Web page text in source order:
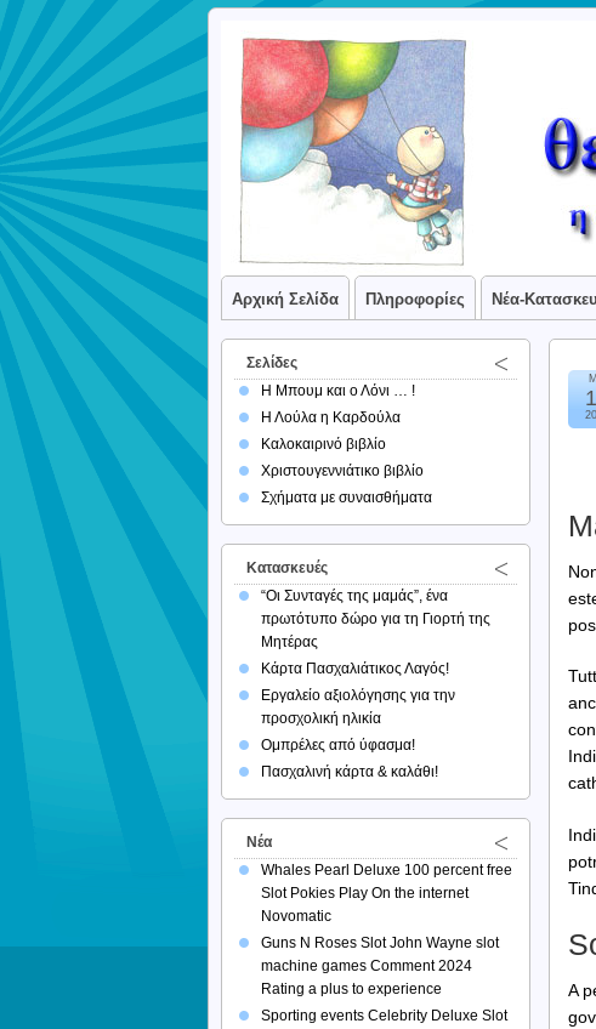
Αρχική Σελίδα Πληροφορίες Νέα-
A
Σελίδες
Η Μπουμ και ο Λόνι … !
Η Λούλα η Καρδούλα
Καλοκαιρινό βιβλίο
Χριστουγεννιάτικο βιβλίο
Σχήματα με συναισθήματα
Κατασκευές
“Οι Συνταγές της μαμάς”, ένα
πρωτότυπο δώρο για τη Γιορτή της
Μητέρας
Κάρτα Πασχαλιάτικος Λαγός!
Εργαλείο αξιολόγησης για την
προσχολική ηλικία
Ομπρέλες από ύφασμα!
Πασχαλινή κάρτα & καλάθι!
Νέα
Whales Pearl Deluxe 100 percent free
Slot Pokies Play On the internet
Novomatic
Guns N Roses Slot John Wayne slot
machine games Comment 2024
Rating a plus to experience
Sporting events Celebrity Deluxe Slot